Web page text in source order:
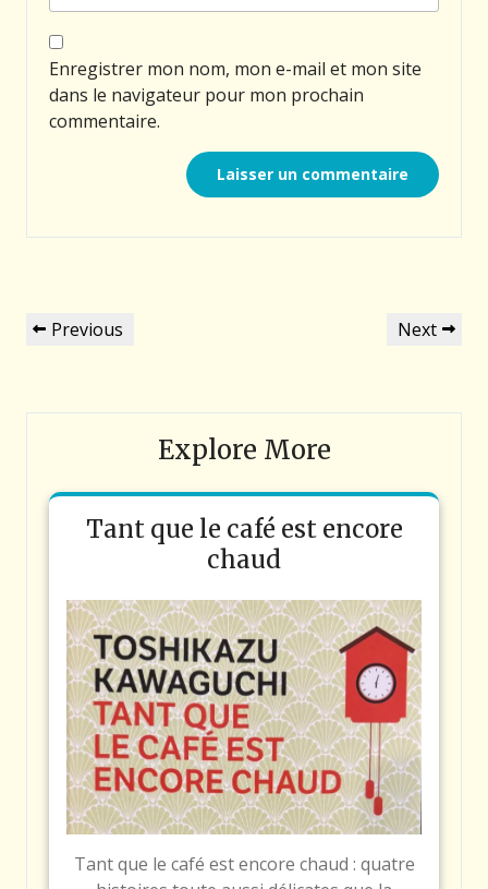
Enregistrer mon nom, mon e-mail et mon site
dans le navigateur pour mon prochain
commentaire.
Navigation
de
Previous
Previous
Next
Next
Explore More
Tant que le café est encore
chaud
Tant que le café est encore chaud : quatre